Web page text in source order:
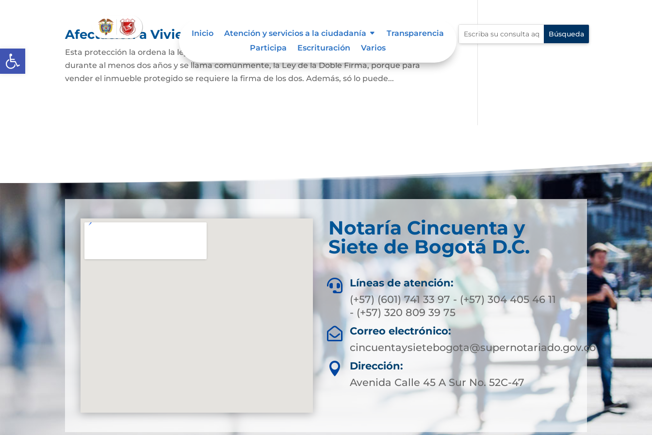
Abrir barra de herramientas
Inicio Atención y servicios a la ciudadanía
Transparencia
Participa
Escrituración Varios
Afectación a Vivienda familiar
Esta protección la ordena la ley sobre la vivienda que habita la pareja casada o en unión marital
durante al menos dos años y se llama comúnmente, la Ley de la Doble Firma, porque para
vender el inmueble protegido se requiere la firma de los dos. Además, só lo puede...
Notaría Cincuenta y
Siete de Bogotá D.C.

Líneas de atención:
(+57) (601) 741 33 97 - (+57) 304 405 46 11
- (+57) 320 809 39 75

Correo electrónico:
cincuentaysietebogota@supernotariado.gov.co

Dirección:
Avenida Calle 45 A Sur No. 52C-47